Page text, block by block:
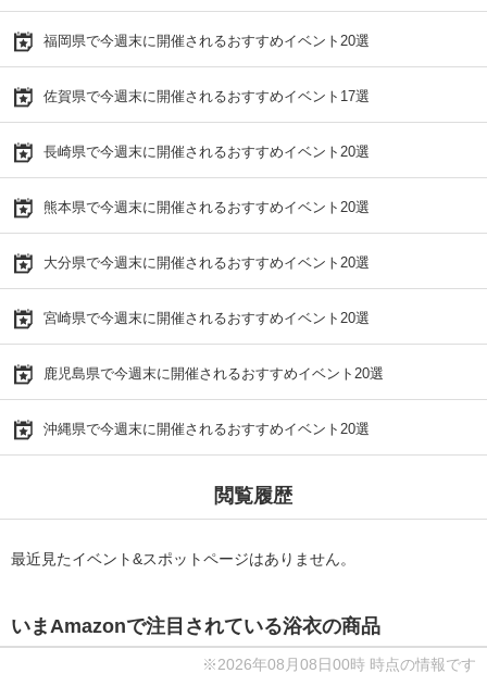
福岡県で今週末に開催されるおすすめイベント20選
佐賀県で今週末に開催されるおすすめイベント17選
長崎県で今週末に開催されるおすすめイベント20選
熊本県で今週末に開催されるおすすめイベント20選
大分県で今週末に開催されるおすすめイベント20選
宮崎県で今週末に開催されるおすすめイベント20選
鹿児島県で今週末に開催されるおすすめイベント20選
沖縄県で今週末に開催されるおすすめイベント20選
閲覧履歴
最近見たイベント&スポットページはありません。
いまAmazonで注目されている浴衣の商品
※2026年08月08日00時 時点の情報です